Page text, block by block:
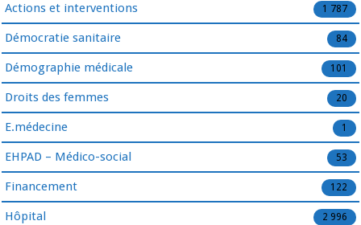
Actions et interventions 1 787
Démocratie sanitaire 84
Démographie médicale 101
Droits des femmes 20
E.médecine 1
EHPAD – Médico-social 53
Financement 122
Hôpital 2 996